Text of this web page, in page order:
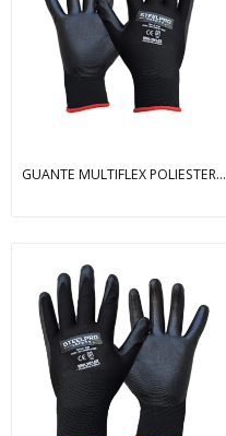
GUANTE MULTIFLEX POLIESTER PU